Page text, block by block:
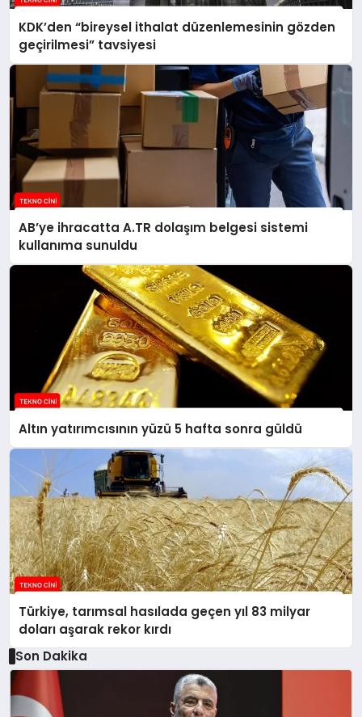
KDK’den “bireysel ithalat düzenlemesinin gözden
geçirilmesi” tavsiyesi
AB’ye ihracatta A.TR dolaşım belgesi sistemi
kullanıma sunuldu
Altın yatırımcısının yüzü 5 hafta sonra güldü
Türkiye, tarımsal hasılada geçen yıl 83 milyar
doları aşarak rekor kırdı
Son Dakika